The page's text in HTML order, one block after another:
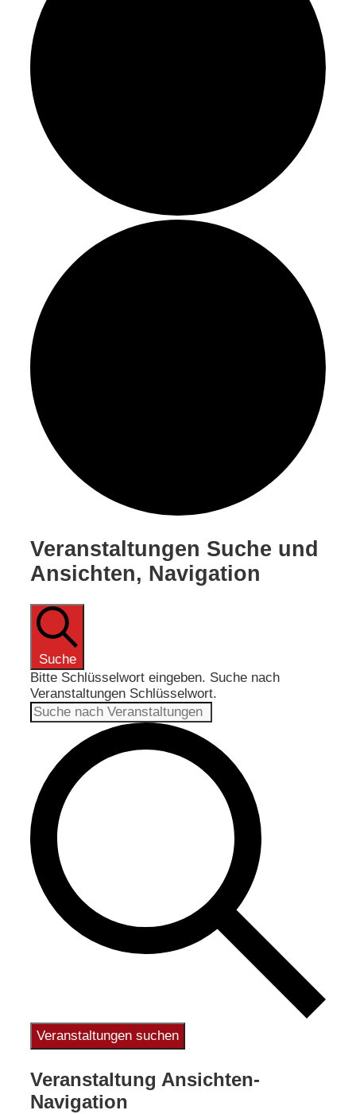
Veranstaltungen
Veranstaltungen Suche und
Ansichten, Navigation
Suche
Bitte Schlüsselwort eingeben. Suche nach
Veranstaltungen Schlüsselwort.
Veranstaltungen suchen
Veranstaltung Ansichten-
Navigation